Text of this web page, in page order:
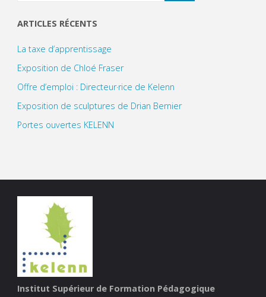
ARTICLES RÉCENTS
La taxe d’apprentissage
Exposition de Chloé Fraser
Offre d’emploi : Directeur·rice de Kelenn
Exposition de sculptures de Drian Bernier
Portes ouvertes KELENN
Institut Supérieur de Formation Pédagogique